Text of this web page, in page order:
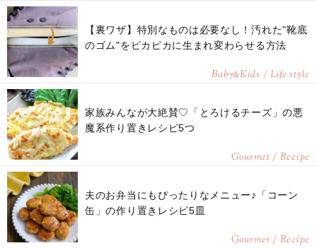
【裏ワザ】特別なものは必要なし！汚れた"靴底
のゴム"をピカピカに生まれ変わらせる方法
Baby&Kids / Life style
家族みんなが大絶賛♡「とろけるチーズ」の悪
魔系作り置きレシピ5つ
Gourmet / Recipe
夫のお弁当にもぴったりなメニュー♪「コーン
缶」の作り置きレシピ5皿
Gourmet / Recipe